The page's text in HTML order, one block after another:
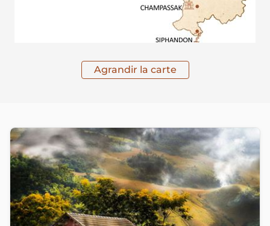
Agrandir la carte